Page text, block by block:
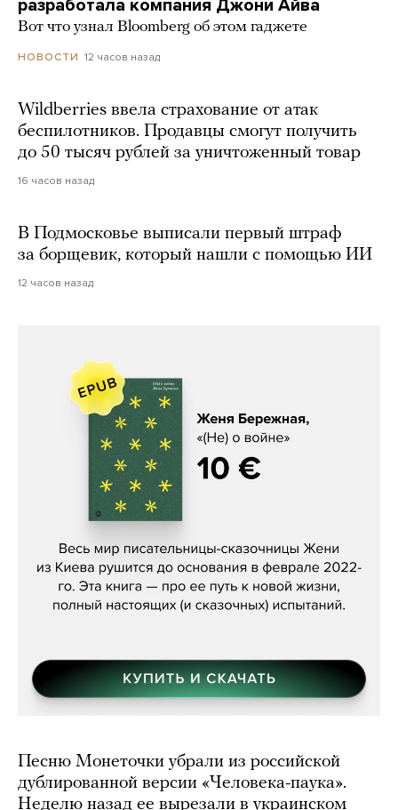
разработала компания Джони Айва
Вот что узнал Bloomberg об этом гаджете
НОВОСТИ 12 часов назад
Wildberries ввела страхование от атак
беспилотников. Продавцы смогут получить
до 50 тысяч рублей за уничтоженный товар
16 часов назад
В Подмосковье выписали первый штраф
за борщевик, который нашли с помощью ИИ
12 часов назад
Женя Бережная, «(Не) о войне»
Песню Монеточки убрали из российской
дублированной версии «Человека-паука».
Неделю назад ее вырезали в украинском